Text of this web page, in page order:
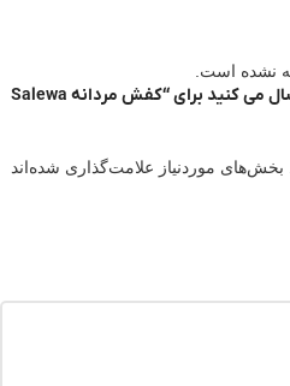
نشده است.
اولین نفری باشید که دیدگاهی را ارسال می کنید برای “کفش مردانه Salewa
بخش‌های موردنیاز علامت‌گذاری شده‌اند